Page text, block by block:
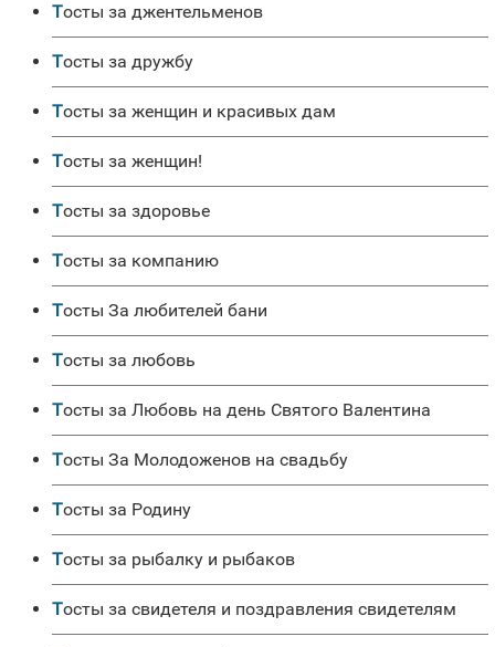
Тосты за джентельменов
Тосты за дружбу
Тосты за женщин и красивых дам
Тосты за женщин!
Тосты за здоровье
Тосты за компанию
Тосты За любителей бани
Тосты за любовь
Тосты за Любовь на день Святого Валентина
Тосты За Молодоженов на свадьбу
Тосты за Родину
Тосты за рыбалку и рыбаков
Тосты за свидетеля и поздравления свидетелям